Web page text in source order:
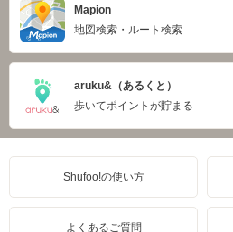
Mapion
地図検索・ルート検索
aruku&（あるくと）
歩いてポイントが貯まる
Shufoo!の使い方
よくあるご質問